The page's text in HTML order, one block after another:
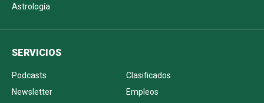
Astrología
SERVICIOS
Podcasts
Clasificados
Newsletter
Empleos